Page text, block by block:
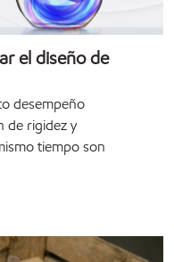
el diseño de
desempeño
de rigidez y
tiempo son